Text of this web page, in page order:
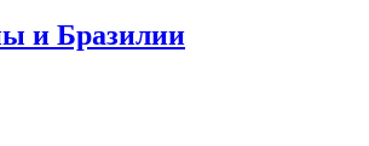
и Бразилии